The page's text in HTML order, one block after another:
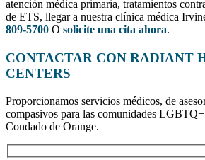
atención médica primaria, tratamientos
de ETS, llegar a nuestra clínica médica
809-5700 O solicite una cita ahora.
CONTACTAR CON RADIANT
CENTERS
Proporcionamos servicios médicos, de
compasivos para las comunidades
Condado de Orange.